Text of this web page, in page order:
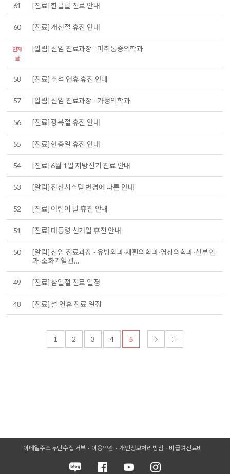
61 [진료] 한글날 진료 안내
60 [진료] 개천절 휴진 안내
현재
글
[알림] 신임 진료과장 - 마취통증의학과
58 [진료] 추석 연휴 휴진 안내
57 [알림] 신임 진료과장 - 가정의학과
56 [진료] 광복절 휴진 안내
55 [진료] 현충일 휴진 안내
54 [진료] 6월 1일 지방선거 진료 안내
53 [알림] 전산시스템 변경에 따른 안내
52 [진료] 어린이 날 휴진 안내
51 [진료] 대통령 선거일 휴진 안내
50
[알림] 신임 진료과장 - 유방외과∙재활의학과∙영상의학과∙산부인
과∙소화기혈관…
49 [진료] 삼일절 진료 일정
48 [진료] 설 연휴 진료 일정
1 2 3 4 5
이메일주소 무단수집 거부 이용약관 개인정보처리방침 비급여진료비